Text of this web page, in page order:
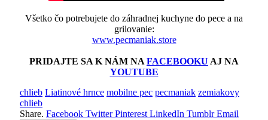
Všetko čo potrebujete do záhradnej kuchyne do pece a na
grilovanie:
www.pecmaniak.store
PRIDAJTE SA K NÁM NAFACEBOOKU AJ NA
YOUTUBE
chlieb Liatinové hrnce mobilne pec pecmaniak zemiakovy
chlieb
Share. Facebook Twitter Pinterest LinkedIn Tumblr Email